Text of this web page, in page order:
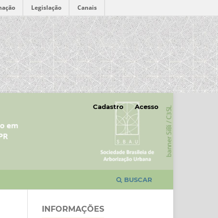
Legislação Canais
BUSCAR
Cadastro Acesso
INFORMAÇÕES